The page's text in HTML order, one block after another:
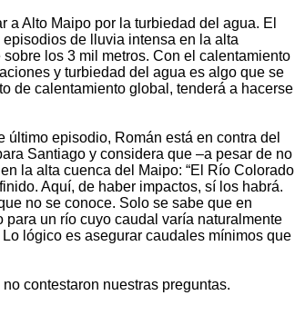
Alto Maipo por la turbiedad del agua. El
de lluvia intensa en la alta
los 3 mil metros. Con el calentamiento
y turbiedad del agua es algo que se
de calentamiento global, tenderá a hacerse
episodio, Román está en contra del
Santiago y considera que –a pesar de no
la alta cuenca del Maipo: “El Río Colorado
Aquí, de haber impactos, sí los habrá.
no se conoce. Solo se sabe que en
un río cuyo caudal varía naturalmente
lógico es asegurar caudales mínimos que
contestaron nuestras preguntas.